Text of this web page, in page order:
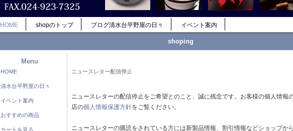
HOME shopのトップ ブログ清水台平野屋の日々 イベント案内
shoping
Menu
HOME
清水台平野屋の日々
イベント案内
おすすめの商品
カートを見る
ニュースレター配信停止
ニュースレターの配信停止をご希望とのこと、誠に残念です。お客様の個人情報
店の個人情報保護方針をご覧ください。
ニュースレターの購読をされている方には新製品情報、割引情報などショップか